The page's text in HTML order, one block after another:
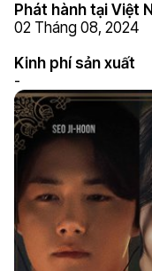
Phát hành tại Việt
02 Tháng 08, 2024
Kinh phí sản xuất
-